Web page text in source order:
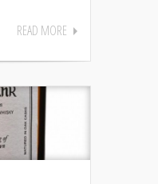
READ MORE